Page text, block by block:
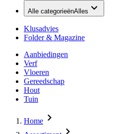
Alle categorieënAlles
Klusadvies
Folder & Magazine
Aanbiedingen
Verf
Vloeren
Gereedschap
Hout
Tuin
Home